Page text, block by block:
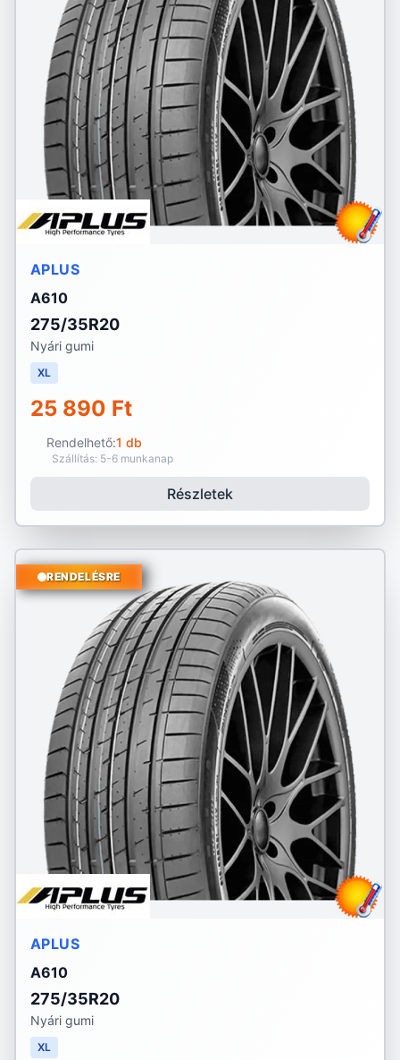
APLUS
A610
275/35R20
Nyári gumi
XL
25 890 Ft
Rendelhető:1 db
Szállítás: 5-6 munkanap
Részletek
RENDELÉSRE
APLUS
A610
275/35R20
Nyári gumi
XL